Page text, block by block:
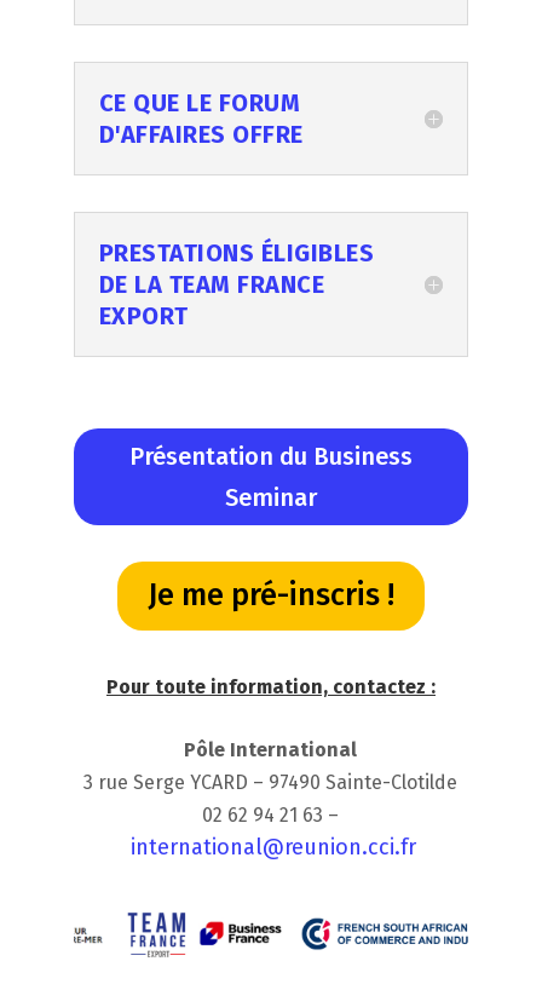
CE QUE LE FORUM
D'AFFAIRES OFFRE
PRESTATIONS ÉLIGIBLES
DE LA TEAM FRANCE
EXPORT
Présentation du Business
Seminar
Je me pré-inscris !
Pour toute information, contactez :
Pôle International
3 rue Serge YCARD – 97490 Sainte-Clotilde
02 62 94 21 63 –
international@reunion.cci.fr